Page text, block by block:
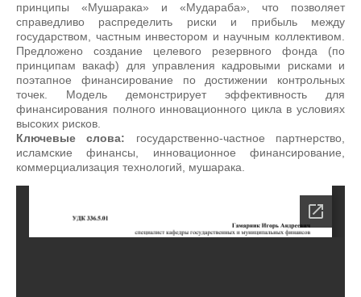
принципы «Мушарака» и «Мудараба», что позволяет
справедливо распределить риски и прибыль между
государством, частным инвестором и научным коллективом.
Предложено создание целевого резервного фонда (по
принципам вакаф) для управления кадровыми рисками и
поэтапное финансирование по достижении контрольных
точек. Модель демонстрирует эффективность для
финансирования полного инновационного цикла в условиях
высоких рисков.
Ключевые слова: государственно-частное партнерство,
исламские финансы, инновационное финансирование,
коммерциализация технологий, мушарака.